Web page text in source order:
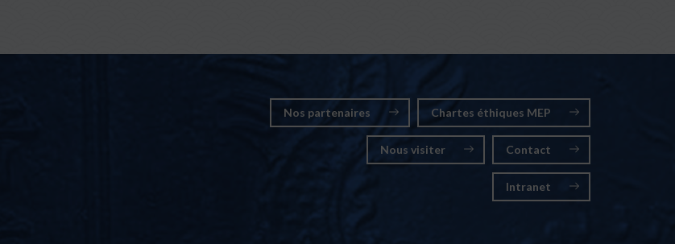
Nos partenaires Chartes éthiques MEP
Nous visiter Contact
Intranet